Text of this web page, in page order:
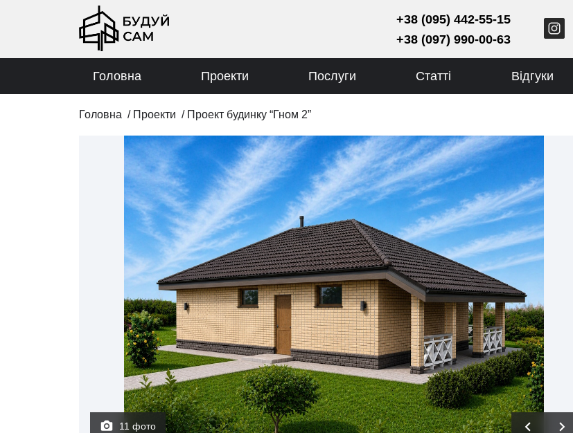
+38 (095) 442-55-15
+38 (097) 990-00-63
Головна Проекти Послуги Статті Відгуки
Головна / Проекти / Проект будинку “Гном 2”
11 фото